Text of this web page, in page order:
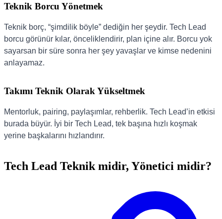
Teknik Borcu Yönetmek
Teknik borç, “şimdilik böyle” dediğin her şeydir. Tech Lead
borcu görünür kılar, önceliklendirir, plan içine alır. Borcu yok
sayarsan bir süre sonra her şey yavaşlar ve kimse nedenini
anlayamaz.
Takımı Teknik Olarak Yükseltmek
Mentorluk, pairing, paylaşımlar, rehberlik. Tech Lead’in etkisi
burada büyür. İyi bir Tech Lead, tek başına hızlı koşmak
yerine başkalarını hızlandırır.
Tech Lead Teknik midir, Yönetici midir?